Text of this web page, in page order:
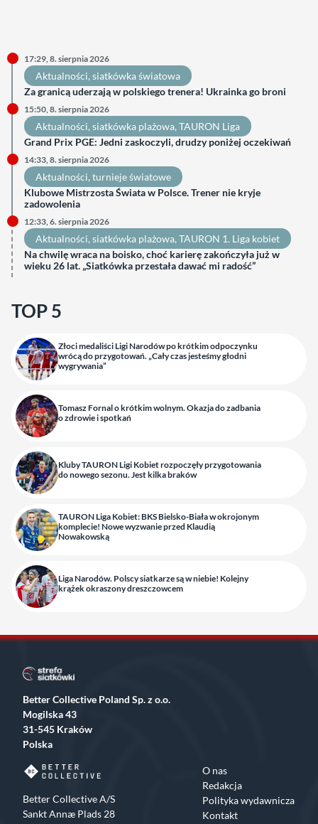
17:29, 8. sierpnia 2026
Aktualności, siatkówka światowa
Za granicą uderzają w polskiego trenera! Ukrainka go broni
15:50, 8. sierpnia 2026
Aktualności, siatkówka plażowa, TAURON Liga
Grand Prix PGE: Jedni zaskoczyli, drudzy poniżej oczekiwań
14:33, 8. sierpnia 2026
Aktualności, turnieje światowe
Klubowe Mistrzosta Świata w Polsce. Trener nie kryje
zadowolenia
12:33, 6. sierpnia 2026
Aktualności, siatkówka plażowa, TAURON 1. Liga kobiet
Na chwilę wraca na boisko, choć karierę zakończyła już w
wieku 26 lat. „Siatkówka przestała dawać mi radość”
TOP 5
Złoci medaliści Ligi Narodów po krótkim odpoczynku
wrócą do przygotowań. „Cały czas jesteśmy głodni
wygrywania”
Tomasz Fornal o krótkim wolnym. Okazja do zadbania
o zdrowie i spotkań
Kluby TAURON Ligi Kobiet rozpoczęły przygotowania
do nowego sezonu. Jest kilka braków
TAURON Liga Kobiet: BKS Bielsko-Biała w okrojonym
komplecie! Nowe wyzwanie przed Klaudią
Nowakowską
Liga Narodów. Polscy siatkarze są w niebie! Kolejny
krążek okraszony dreszczowcem
Better Collective Poland Sp. z o.o.
Mogilska 43
31-545 Kraków
Polska
Better Collective A/S
Sankt Annæ Plads 28
O nas
Redakcja
Polityka wydawnicza
Kontakt